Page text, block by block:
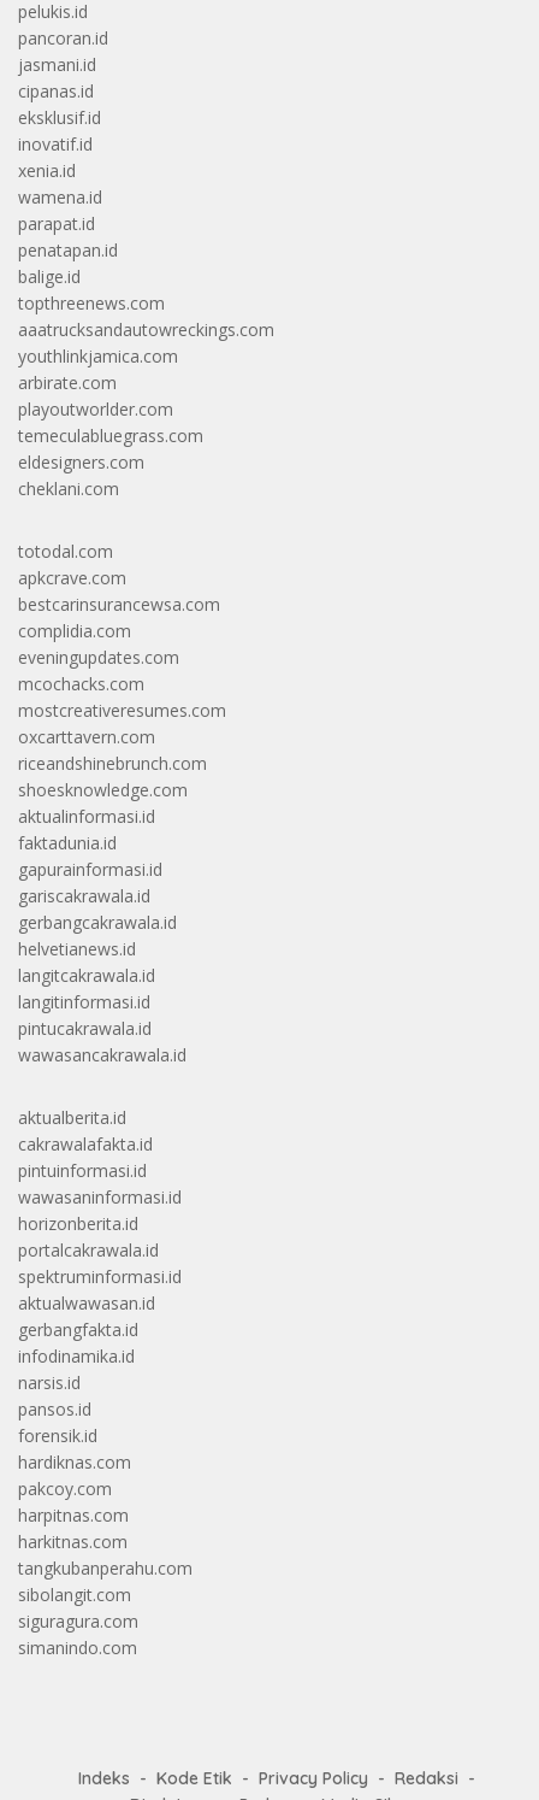
pelukis.id
pancoran.id
jasmani.id
cipanas.id
eksklusif.id
inovatif.id
xenia.id
wamena.id
parapat.id
penatapan.id
balige.id
topthreenews.com
aaatrucksandautowreckings.com
youthlinkjamica.com
arbirate.com
playoutworlder.com
temeculabluegrass.com
eldesigners.com
cheklani.com
totodal.com
apkcrave.com
bestcarinsurancewsa.com
complidia.com
eveningupdates.com
mcochacks.com
mostcreativeresumes.com
oxcarttavern.com
riceandshinebrunch.com
shoesknowledge.com
aktualinformasi.id
faktadunia.id
gapurainformasi.id
gariscakrawala.id
gerbangcakrawala.id
helvetianews.id
langitcakrawala.id
langitinformasi.id
pintucakrawala.id
wawasancakrawala.id
aktualberita.id
cakrawalafakta.id
pintuinformasi.id
wawasaninformasi.id
horizonberita.id
portalcakrawala.id
spektruminformasi.id
aktualwawasan.id
gerbangfakta.id
infodinamika.id
narsis.id
pansos.id
forensik.id
hardiknas.com
pakcoy.com
harpitnas.com
harkitnas.com
tangkubanperahu.com
sibolangit.com
siguragura.com
simanindo.com
Indeks Kode Etik Privacy Policy
Redaksi